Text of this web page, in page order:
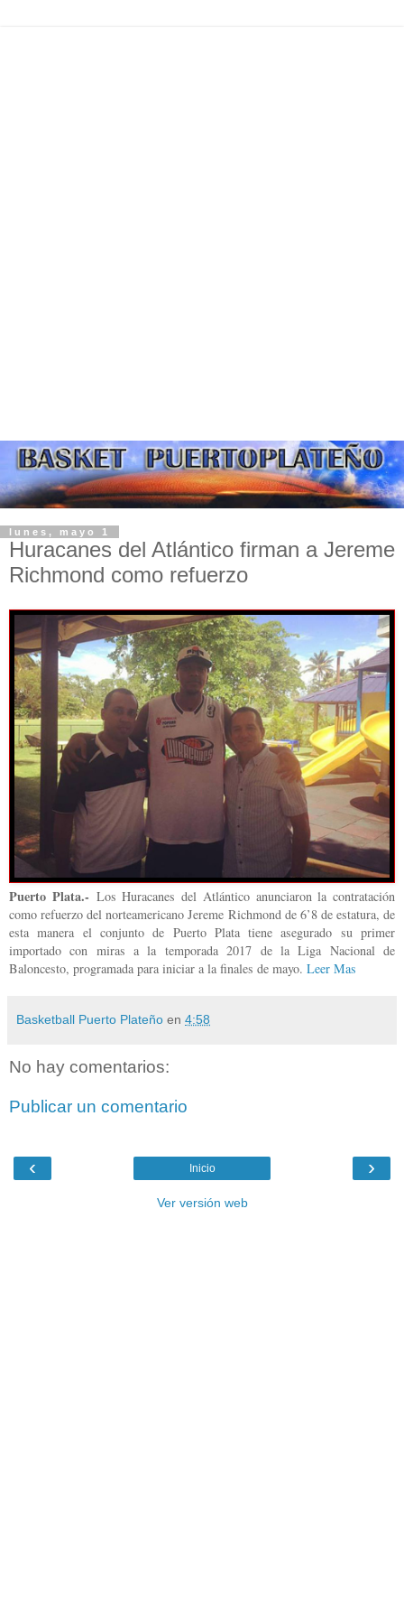
lunes, mayo 1
Huracanes del Atlántico firman a Jereme
Richmond como refuerzo
Puerto Plata.- Los Huracanes del Atlántico anunciaron la contratación
como refuerzo del norteamericano Jereme Richmond de 6’8 de estatura, de
esta manera el conjunto de Puerto Plata tiene asegurado su primer
importado con miras a la temporada 2017 de la Liga Nacional de
Baloncesto, programada para iniciar a la finales de mayo. Leer Mas
Basketball Puerto Plateño en 4:58
No hay comentarios:
Publicar un comentario
‹ ›
Inicio
Ver versión web